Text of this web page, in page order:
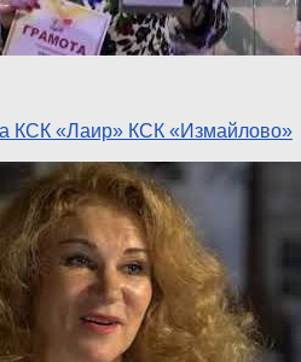
КСК «Лаир» КСК «Измайлово»